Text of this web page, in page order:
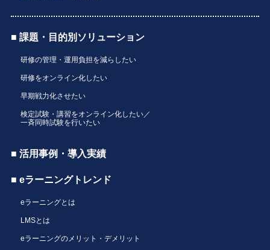
■ 課題・目的別ソリューション
研修の管理・運用負担を減らしたい
研修をオンライン化したい
早期戦力化させたい
検定試験・講習をオンライン化したい／
一斉同時試験を行いたい
■ 活用事例・導入実績
■ eラーニングトレンド
eラーニングとは
LMSとは
eラーニングのメリット・デメリット